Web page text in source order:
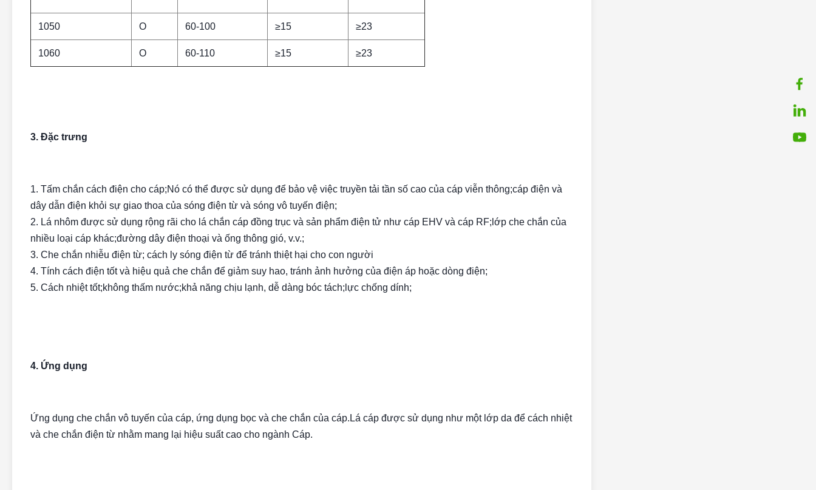
1050 O 60-100 ≥15 ≥23
1060 O 60-110 ≥15 ≥23
3. Đặc trưng
1. Tấm chắn cách điện cho cáp;Nó có thể được sử dụng để bảo vệ việc truyền tải tần số cao của cáp viễn thông;cáp điện và
dây dẫn điện khỏi sự giao thoa của sóng điện từ và sóng vô tuyến điện;
2. Lá nhôm được sử dụng rộng rãi cho lá chắn cáp đồng trục và sản phẩm điện tử như cáp EHV và cáp RF;lớp che chắn của
nhiều loại cáp khác;đường dây điện thoại và ống thông gió, v.v.;
3. Che chắn nhiễu điện từ; cách ly sóng điện từ để tránh thiệt hại cho con người
4. Tính cách điện tốt và hiệu quả che chắn để giảm suy hao, tránh ảnh hưởng của điện áp hoặc dòng điện;
5. Cách nhiệt tốt;không thấm nước;khả năng chịu lạnh, dễ dàng bóc tách;lực chống dính;
4. Ứng dụng
Ứng dụng che chắn vô tuyến của cáp, ứng dụng bọc và che chắn của cáp.Lá cáp được sử dụng như một lớp da để cách nhiệt
và che chắn điện từ nhằm mang lại hiệu suất cao cho ngành Cáp.